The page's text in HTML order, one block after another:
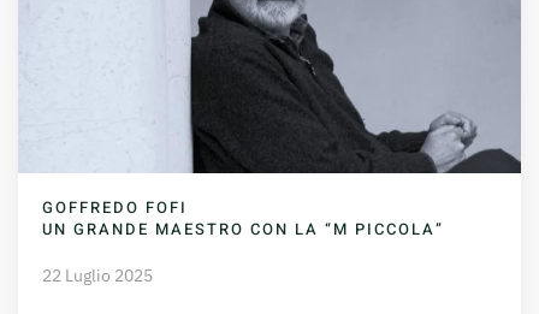
GOFFREDO FOFI
UN GRANDE MAESTRO CON LA “M PICCOLA”
22 Luglio 2025